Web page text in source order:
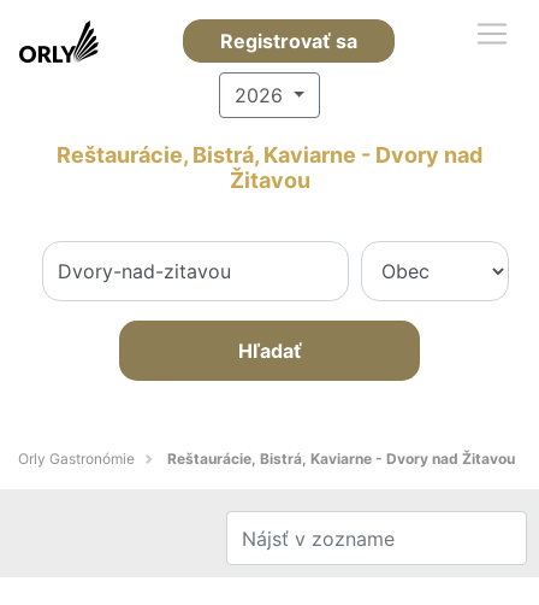
Registrovať sa
2026
Reštaurácie, Bistrá, Kaviarne - Dvory nad
Žitavou
Hľadať
Orly Gastronómie Reštaurácie, Bistrá, Kaviarne - Dvory nad Žitavou